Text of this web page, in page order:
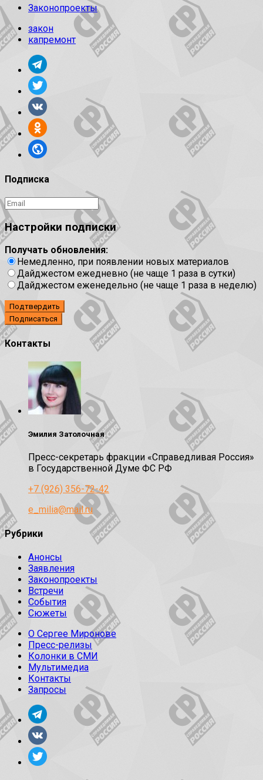
Законопроекты
закон
капремонт
Подписка
Настройки подписки
Получать обновления:
Немедленно, при появлении новых материалов
Дайджестом ежедневно (не чаще 1 раза в сутки)
Дайджестом еженедельно (не чаще 1 раза в неделю)
Подтвердить
Контакты
Эмилия Затолочная
Пресс-секретарь фракции «Справедливая Россия»
в Государственной Думе ФС РФ
+7 (926) 356-72-42
e_milia@mail.ru
Рубрики
Анонсы
Заявления
Законопроекты
Встречи
События
Сюжеты
О Сергее Миронове
Пресс-релизы
Колонки в СМИ
Мультимедиа
Контакты
Запросы